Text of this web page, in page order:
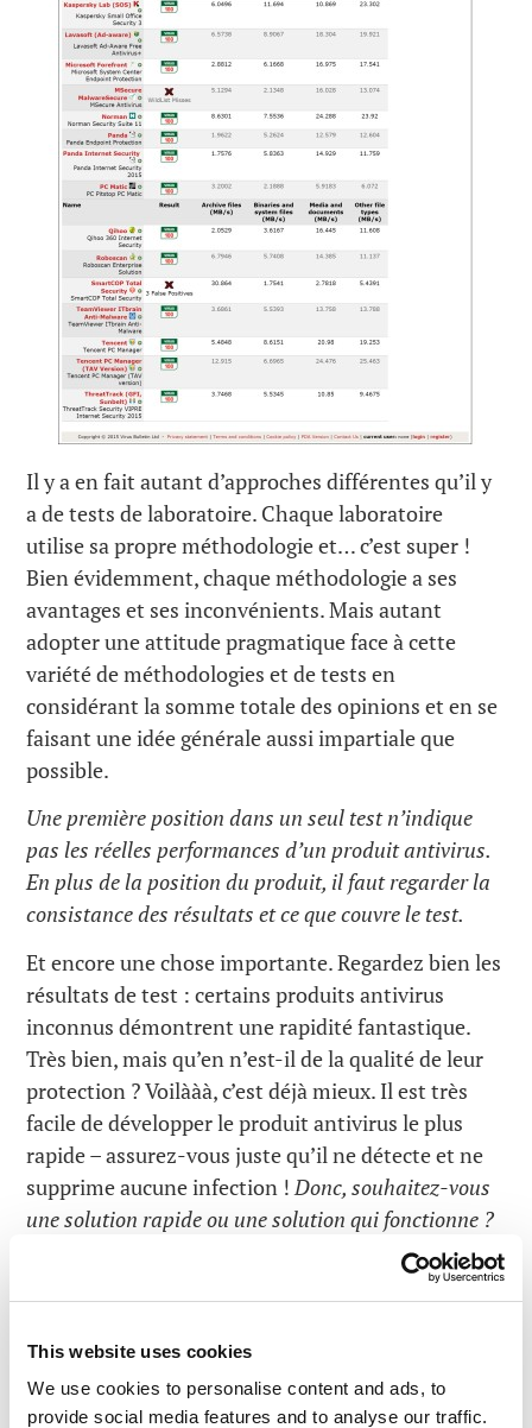
This website uses cookies
We use cookies to personalise content and ads, to
provide social media features and to analyse our traffic.
Il y a en fait autant d’approches différentes qu’il y
a de tests de laboratoire. Chaque laboratoire
utilise sa propre méthodologie et… c’est super !
Bien évidemment, chaque méthodologie a ses
avantages et ses inconvénients. Mais autant
adopter une attitude pragmatique face à cette
variété de méthodologies et de tests en
considérant la somme totale des opinions et en se
faisant une idée générale aussi impartiale que
possible.
Une première position dans un seul test n’indique
pas les réelles performances d’un produit antivirus.
En plus de la position du produit, il faut regarder la
consistance des résultats et ce que couvre le test.
Et encore une chose importante. Regardez bien les
résultats de test : certains produits antivirus
inconnus démontrent une rapidité fantastique.
Très bien, mais qu’en n’est-il de la qualité de leur
protection ? Voilààà, c’est déjà mieux. Il est très
facile de développer le produit antivirus le plus
rapide – assurez-vous juste qu’il ne détecte et ne
supprime aucune infection !Donc, souhaitez-vous
une solution rapide ou une solution qui fonctionne ?
Voilà ! Le plus important est l’équilibre entre
» rapide » et » une solution qui fonctionne « .
Malheureusement, on trouve un autre stéréotype
très répandu : dès que quelque chose ralenti votre